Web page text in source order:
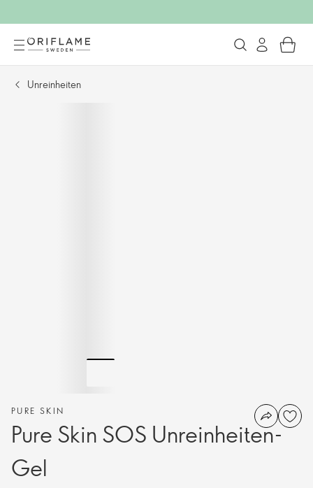
Unreinheiten
PURE SKIN
Pure Skin SOS Unreinheiten-
Gel